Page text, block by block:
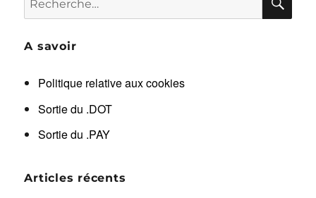
pour :
A savoir
Politique relative aux cookies
Sortie du .DOT
Sortie du .PAY
Articles récents